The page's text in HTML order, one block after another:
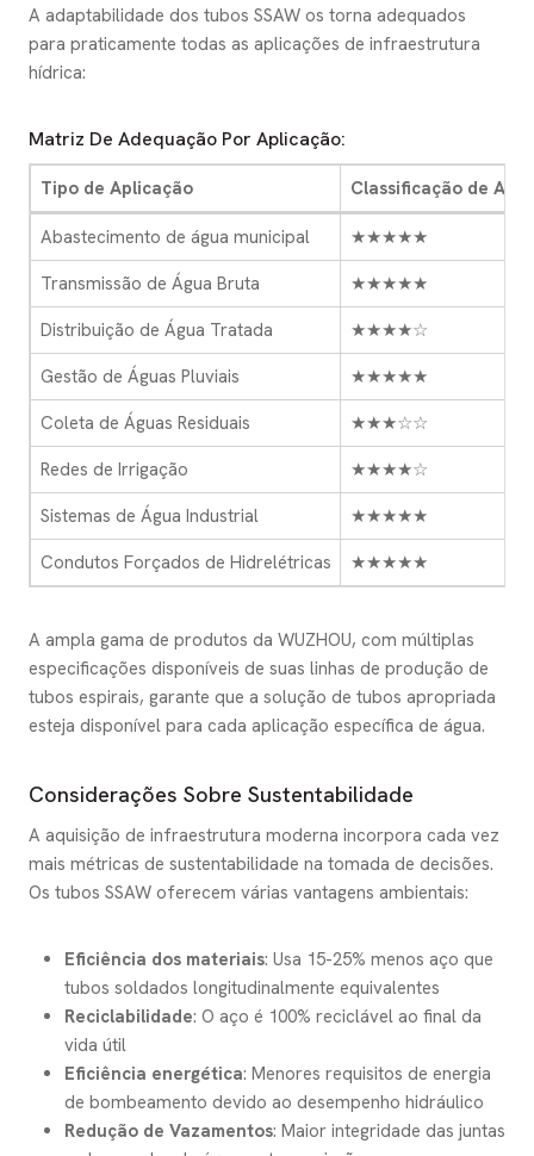
A adaptabilidade dos tubos SSAW os torna adequados
para praticamente todas as aplicações de infraestrutura
hídrica:
Matriz De Adequação Por Aplicação:
Tipo de Aplicação Classificação de
Abastecimento de água municipal
★★★★★
Transmissão de Água Bruta
★★★★★
Distribuição de Água Tratada
★★★★☆
Gestão de Águas Pluviais
★★★★★
Coleta de Águas Residuais
★★★☆☆
Redes de Irrigação
★★★★☆
Sistemas de Água Industrial
★★★★★
Condutos Forçados de Hidrelétricas
★★★★★
A ampla gama de produtos da WUZHOU, com múltiplas
especificações disponíveis de suas linhas de produção de
tubos espirais, garante que a solução de tubos apropriada
esteja disponível para cada aplicação específica de água.
Considerações Sobre Sustentabilidade
A aquisição de infraestrutura moderna incorpora cada vez
mais métricas de sustentabilidade na tomada de decisões.
Os tubos SSAW oferecem várias vantagens ambientais:
Eficiência dos materiais: Usa 15-25% menos aço que
tubos soldados longitudinalmente equivalentes
Reciclabilidade: O aço é 100% reciclável ao final da
vida útil
Eficiência energética: Menores requisitos de energia
de bombeamento devido ao desempenho hidráulico
Redução de Vazamentos: Maior integridade das juntas